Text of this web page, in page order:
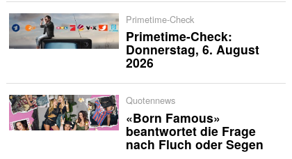
Primetime-Check
Primetime-Check:
Donnerstag, 6. August
2026
Quotennews
«Born Famous»
beantwortet die Frage
nach Fluch oder Segen